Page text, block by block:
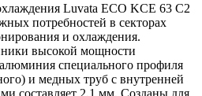
Luvata ECO KCE 63 C2
потребностей в секторах
и охлаждения.
высокой мощности
специального профиля
и медных труб с внутренней
составляет 2,1 мм. Созданы для